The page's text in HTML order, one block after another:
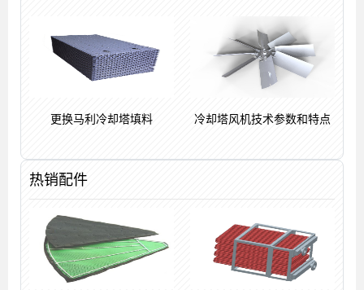
更换马利冷却塔填料 冷却塔风机技术参数和特点
热销配件